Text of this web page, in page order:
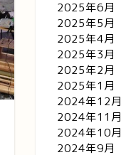
2025年6月
2025年5月
2025年4月
2025年3月
2025年2月
2025年1月
2024年12月
2024年11月
2024年10月
2024年9月